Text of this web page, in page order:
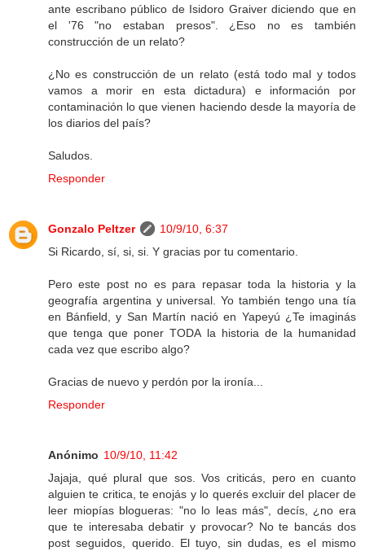
ante escribano público de Isidoro Graiver diciendo que en
el '76 "no estaban presos". ¿Eso no es también
construcción de un relato?
¿No es construcción de un relato (está todo mal y todos
vamos a morir en esta dictadura) e información por
contaminación lo que vienen haciendo desde la mayoría de
los diarios del país?
Saludos.
Responder
Gonzalo Peltzer
10/9/10, 6:37
Si Ricardo, sí, si, si. Y gracias por tu comentario.
Pero este post no es para repasar toda la historia y la
geografía argentina y universal. Yo también tengo una tía
en Bánfield, y San Martín nació en Yapeyú ¿Te imaginás
que tenga que poner TODA la historia de la humanidad
cada vez que escribo algo?
Gracias de nuevo y perdón por la ironía...
Responder
Anónimo 10/9/10, 11:42
Jajaja, qué plural que sos. Vos criticás, pero en cuanto
alguien te critica, te enojás y lo querés excluir del placer de
leer miopías blogueras: "no lo leas más", decís, ¿no era
que te interesaba debatir y provocar? No te bancás dos
post seguidos, querido. El tuyo, sin dudas, es el mismo